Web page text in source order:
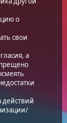
о
свои
а